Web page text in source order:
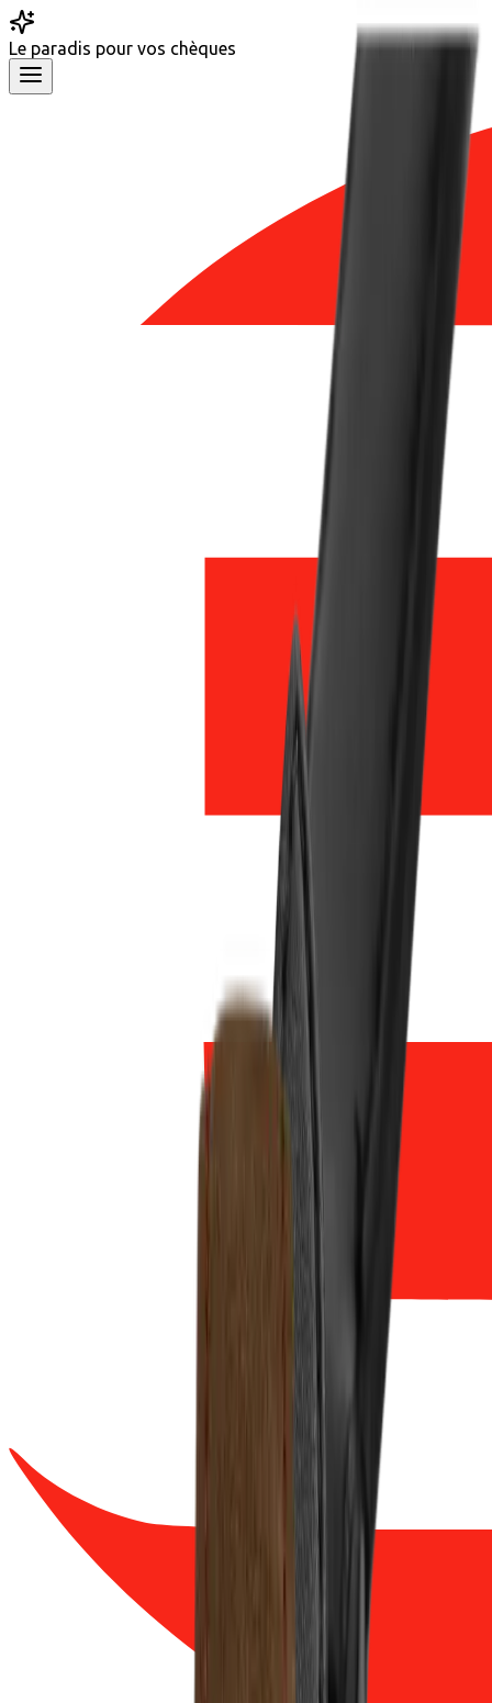
Le paradis pour vos chèques